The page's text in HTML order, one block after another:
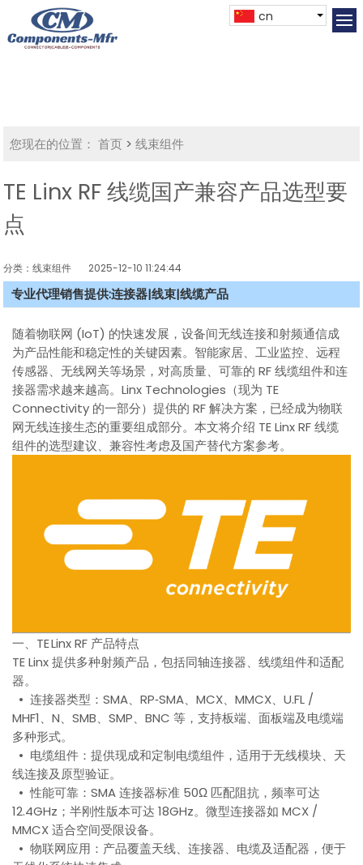
cn
您现在的位置： 首页 >线束组件
TE Linx RF 线缆国产兼容产品选型要
点
分类：线束组件 2025-12-10 11:24:44
专业代理销售提供:连接器|线束|线缆产品
随着物联网 (IoT) 的快速发展，设备间无线连接和射频通信成
为产品性能和稳定性的关键因素。智能家居、工业监控、远程
传感器、无线网关等场景，对高质量、可靠的 RF 线缆组件和连
接器需求越来越高。Linx Technologies（现为 TE
Connectivity 的一部分）提供的 RF 解决方案，已经成为物联
网无线连接生态的重要组成部分。本文将介绍 TE Linx RF 线缆
组件的选型建议、兼容性考虑及国产替代方案参考。
一、TE Linx RF 产品特点
TE Linx 提供多种射频产品，包括同轴连接器、线缆组件和适配
器。
• 连接器类型：SMA、RP‑SMA、MCX、MMCX、U.FL /
MHF1、N、SMB、SMP、BNC 等，支持板端、面板端及电缆端
多种形式。
• 电缆组件：提供现成和定制电缆组件，适用于无线模块、天
线连接及原型验证。
• 性能可靠：SMA 连接器标准 50Ω 匹配阻抗，频率可达
12.4GHz；半刚性版本可达 18GHz。微型连接器如 MCX /
MMCX 适合空间受限设备。
• 物联网应用：产品覆盖天线、连接器、电缆及适配器，便于